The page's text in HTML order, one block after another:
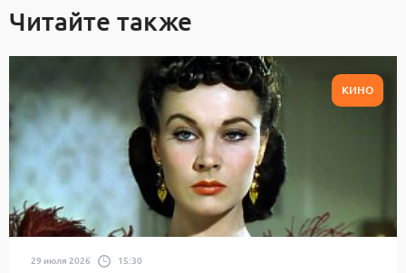
Читайте также
КИНО
29 июля 2026 15:30